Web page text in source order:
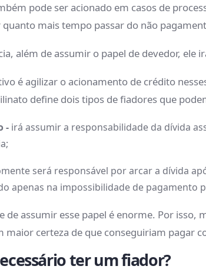
pode ser acionado em casos de
mais tempo passar do não
além de assumir o papel de devedor,
é agilizar o acionamento de crédito
define dois tipos de fiadores que
- irá assumir a responsabilidade da dívida
será responsável por arcar a dívida
apenas na impossibilidade de
de assumir esse papel é enorme. Por
maior certeza de que conseguiriam pagar
ter um fiador?